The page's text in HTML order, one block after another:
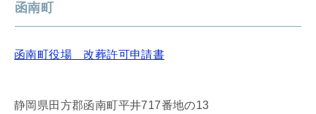
函南町
函南町役場 改葬許可申請書
静岡県田方郡函南町平井717番地の13